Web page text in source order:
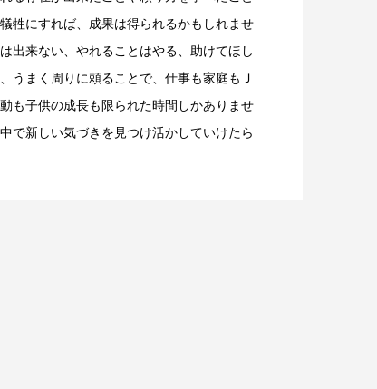
牲にすれば、成果は得られるかもしれませ
出来ない、やれることはやる、助けてほし
うまく周りに頼ることで、仕事も家庭もＪ
も子供の成長も限られた時間しかありませ
で新しい気づきを見つけ活かしていけたら